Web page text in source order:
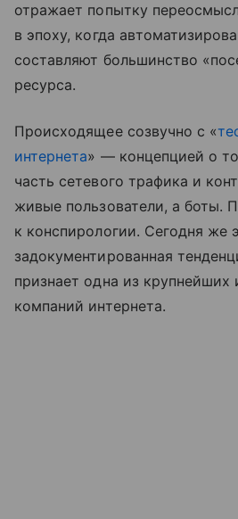
отражает попытку
в эпоху, когда
составляют большинство
ресурса.
Происходящее созвучно с «
интернета» — концепцией о
часть сетевого трафика и
живые пользователи, а боты.
к конспирологии. Сегодня же
задокументированная
признает одна из крупнейших
компаний интернета.